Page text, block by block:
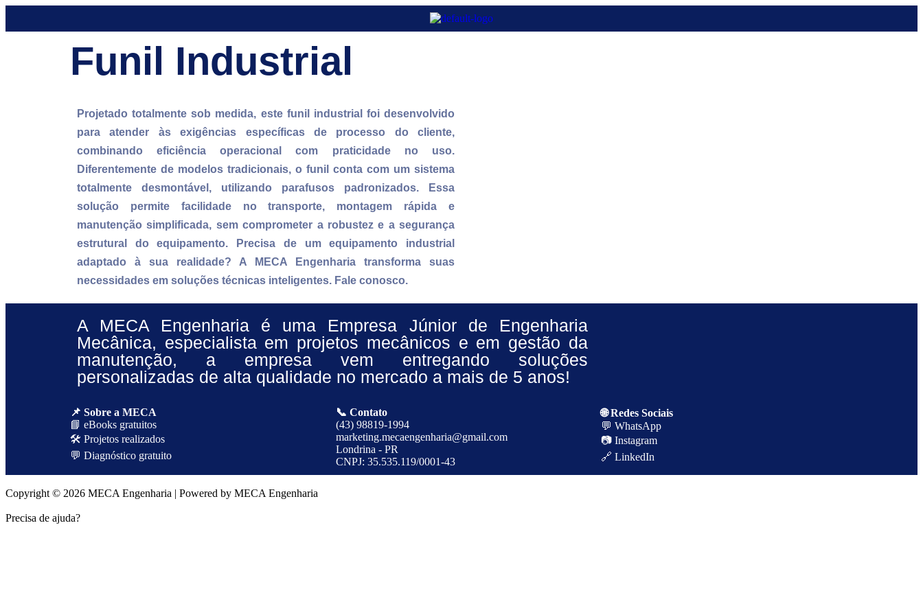
Funil Industrial
Projetado totalmente sob medida, este funil industrial foi desenvolvido
para atender às exigências específicas de processo do cliente,
combinando eficiência operacional com praticidade no uso.
Diferentemente de modelos tradicionais, o funil conta com um sistema
totalmente desmontável, utilizando parafusos padronizados. Essa
solução permite facilidade no transporte, montagem rápida e
manutenção simplificada, sem comprometer a robustez e a segurança
estrutural do equipamento. Precisa de um equipamento industrial
adaptado à sua realidade? A MECA Engenharia transforma suas
necessidades em soluções técnicas inteligentes. Fale conosco.
A MECA Engenharia é uma Empresa Júnior de Engenharia
Mecânica, especialista em projetos mecânicos e em gestão da
manutenção, a empresa vem entregando soluções
personalizadas de alta qualidade no mercado a mais de 5 anos!
📌 Sobre a MECA
📘 eBooks gratuitos
🛠 Projetos realizados
💬 Diagnóstico gratuito
📞 Contato
(43) 98819-1994
marketing.mecaengenharia@gmail.com
Londrina - PR
CNPJ: 35.535.119/0001-43
🌐 Redes Sociais
💬 WhatsApp
📷 Instagram
🔗 LinkedIn
Copyright © 2026 MECA Engenharia | Powered by MECA Engenharia
Precisa de ajuda?